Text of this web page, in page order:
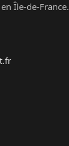
Île-de-France.